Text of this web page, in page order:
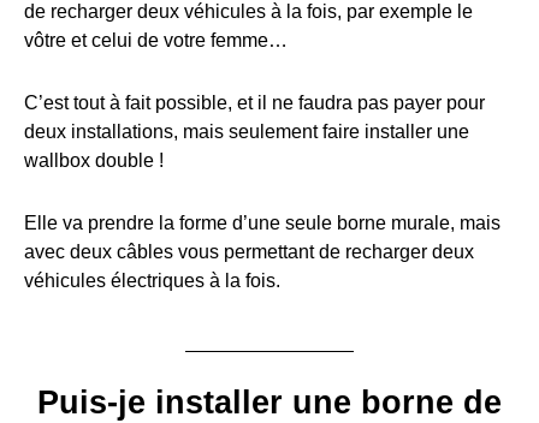
de recharger deux véhicules à la fois, par exemple le
vôtre et celui de votre femme…
C’est tout à fait possible, et il ne faudra pas payer pour
deux installations, mais seulement faire installer une
wallbox double !
Elle va prendre la forme d’une seule borne murale, mais
avec deux câbles vous permettant de recharger deux
véhicules électriques à la fois.
Puis-je installer une borne de